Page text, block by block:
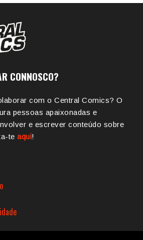
CONNOSCO?
com o Central Comics? O
pessoas apaixonadas e
e escrever conteúdo sobre
te aqui!